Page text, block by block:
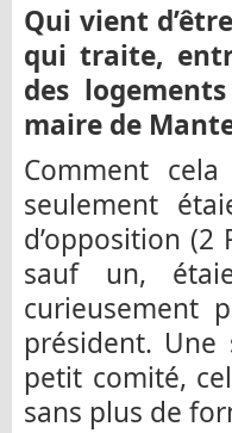
Qui vient
qui traite,
des
maire de
Comment
seulement
d’opposition
sauf un,
curieusement
président. Une
petit comité,
sans plus de